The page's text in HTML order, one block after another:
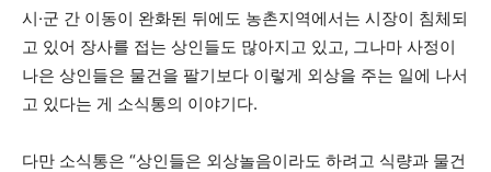
시·군 간 이동이 완화된 뒤에도 농촌지역에서는 시장이 침체되
고 있어 장사를 접는 상인들도 많아지고 있고, 그나마 사정이
나은 상인들은 물건을 팔기보다 이렇게 외상을 주는 일에 나서
고 있다는 게 소식통의 이야기다.
다만 소식통은 “상인들은 외상놀음이라도 하려고 식량과 물건